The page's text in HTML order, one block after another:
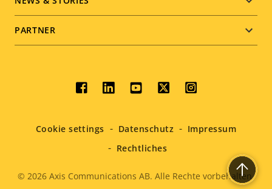
PARTNER
Social
menu
© 2026 Axis Communications AB. Alle Rechte vorbehalten.
Cookie settings Datenschutz
Impressum
Rechtliches